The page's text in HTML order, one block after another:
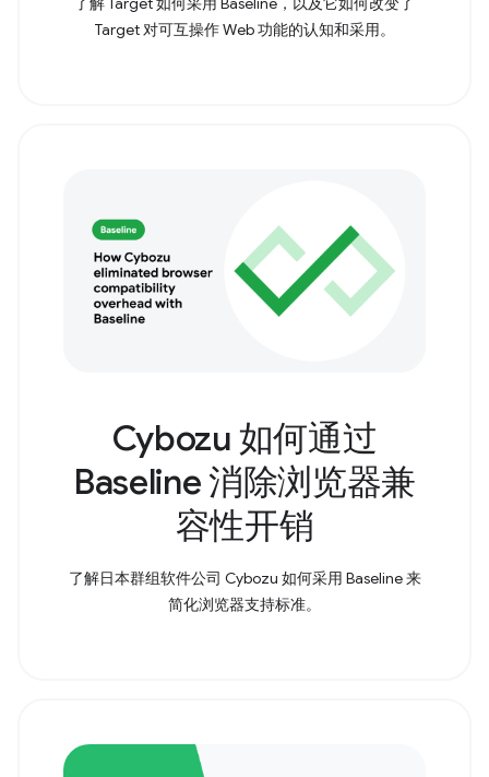
Target 对可互操作 Web 功能的认知和采用。
Cybozu 如何通过
Baseline 消除浏览器兼
容性开销
了解日本群组软件公司 Cybozu 如何采用 Baseline 来
简化浏览器支持标准。